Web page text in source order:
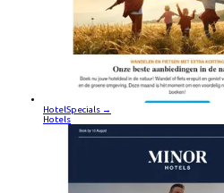
HotelSpecials →
Hotels